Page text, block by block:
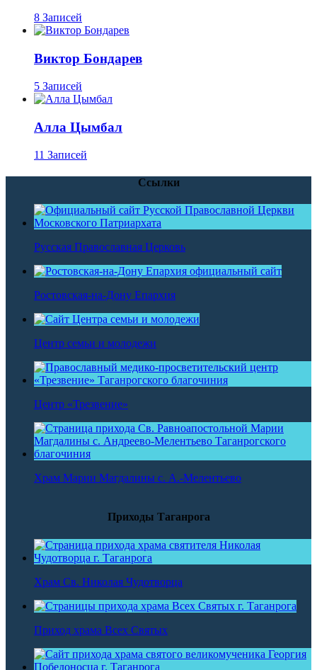
8 Записей
Виктор Бондарев
5 Записей
Алла Цымбал
11 Записей
Ссылки
Русская Православная Церковь
Ростовская-на-Дону Епархия
Центр семьи и молодежи
Центр «Трезвение»
Храм Марии Магдалины с. А.-Мелентьево
Приходы Таганрога
Храм Св. Николая Чудотворца
Приход храма Всех Святых